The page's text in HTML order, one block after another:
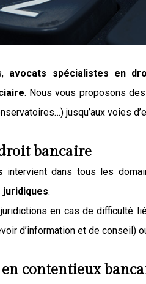
, avocats spécialistes en
. Nous vous proposons
jusqu’aux voies
bancaire
intervient dans tous les
juridiques.
en cas de difficulté
d’information et de conseil)
contentieux